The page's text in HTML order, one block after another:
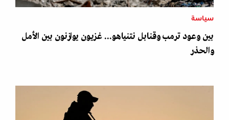
سياسة
بين وعود ترمب وقنابل نتنياهو... غزيون يوازنون بين الأمل
والحذر